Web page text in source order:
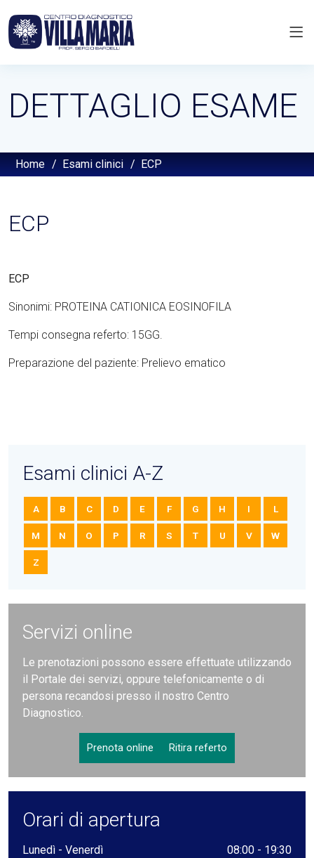
DETTAGLIO ESAME
Home / Esami clinici / ECP
ECP
ECP
Sinonimi: PROTEINA CATIONICA EOSINOFILA
Tempi consegna referto: 15GG.
Preparazione del paziente: Prelievo ematico
Esami clinici A-Z
A B C D E F G H I L
M N O P R S T U V W
Z
Servizi online
Le prenotazioni possono essere effettuate utilizzando
il Portale dei servizi, oppure telefonicamente o di
persona recandosi presso il nostro Centro
Diagnostico.
Prenota online Ritira referto
Orari di apertura
Lunedì - Venerdì
08:00 - 19:30